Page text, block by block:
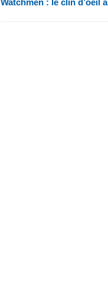
Watchmen : le clin d’oeil